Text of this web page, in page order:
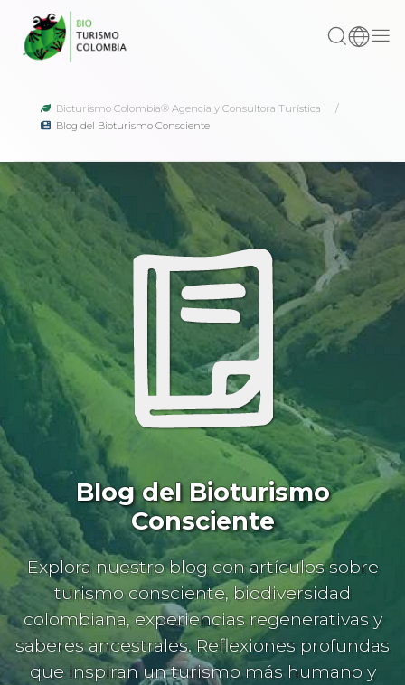
Bioturismo Colombia® Agencia y Consultora Turística
Blog del Bioturismo Consciente
Blog del Bioturismo
Consciente
Explora nuestro blog con artículos sobre
turismo consciente, biodiversidad
colombiana, experiencias regenerativas y
saberes ancestrales. Reflexiones profundas
que inspiran un turismo más humano y